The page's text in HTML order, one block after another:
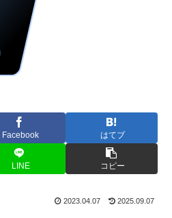
Facebook はてブ
LINE コピー
2023.04.07 2025.09.07